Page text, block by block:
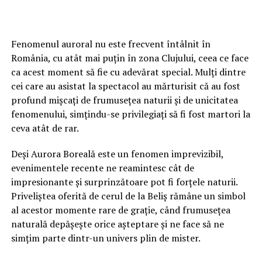
Fenomenul auroral nu este frecvent întâlnit în
România, cu atât mai puțin în zona Clujului, ceea ce face
ca acest moment să fie cu adevărat special. Mulți dintre
cei care au asistat la spectacol au mărturisit că au fost
profund mișcați de frumusețea naturii și de unicitatea
fenomenului, simțindu-se privilegiați să fi fost martori la
ceva atât de rar.
Deși Aurora Boreală este un fenomen imprevizibil,
evenimentele recente ne reamintesc cât de
impresionante și surprinzătoare pot fi forțele naturii.
Priveliștea oferită de cerul de la Beliș rămâne un simbol
al acestor momente rare de grație, când frumusețea
naturală depășește orice așteptare și ne face să ne
simțim parte dintr-un univers plin de mister.